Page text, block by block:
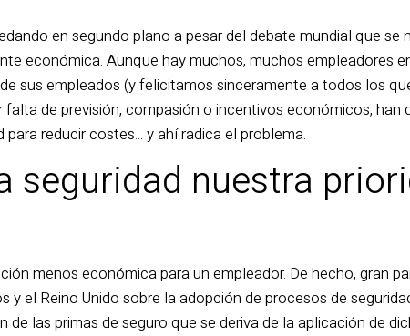
en segundo plano a pesar del debate mundial que se
económica. Aunque hay muchos, muchos empleadores
sus empleados (y felicitamos sinceramente a todos los
de previsión, compasión o incentivos económicos, han
reducir costes... y ahí radica el problema.
seguridad nuestra
menos económica para un empleador. De hecho, gran
y el Reino Unido sobre la adopción de procesos de
las primas de seguro que se deriva de la aplicación de